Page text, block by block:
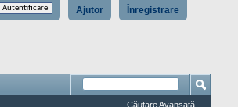
Înregistrare
Ajutor
Căutare Avansată